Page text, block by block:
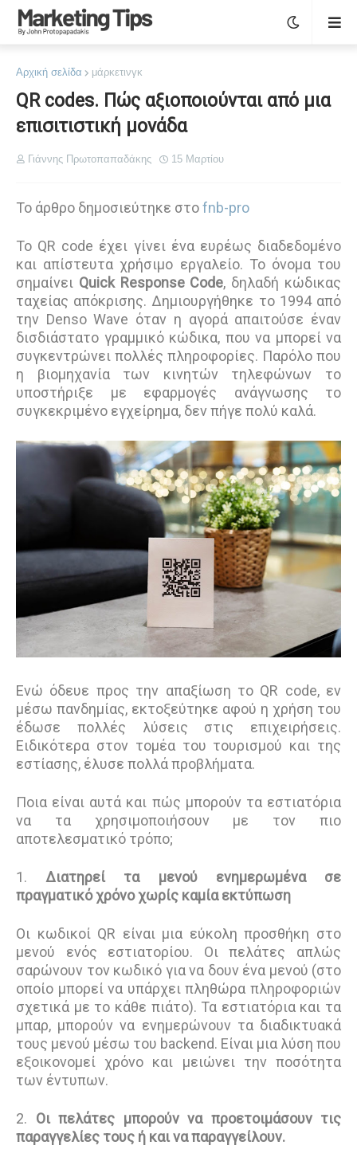
Αρχική σελίδα μάρκετινγκ
QR codes. Πώς αξιοποιούνται από μια
επισιτιστική μονάδα
Γιάννης Πρωτοπαπαδάκης 15 Μαρτίου
Το άρθρο δημοσιεύτηκε στοfnb-pro
Το QR code έχει γίνει ένα ευρέως διαδεδομένο
και απίστευτα χρήσιμο εργαλείο. Το όνομα του
σημαίνει Quick Response Code, δηλαδή κώδικας
ταχείας απόκρισης. Δημιουργήθηκε το 1994 από
την Denso Wave όταν η αγορά απαιτούσε έναν
δισδιάστατο γραμμικό κώδικα, που να μπορεί να
συγκεντρώνει πολλές πληροφορίες. Παρόλο που
η βιομηχανία των κινητών τηλεφώνων το
υποστήριξε με εφαρμογές ανάγνωσης το
συγκεκριμένο εγχείρημα, δεν πήγε πολύ καλά.
Ενώ όδευε προς την απαξίωση το QR code, εν
μέσω πανδημίας, εκτοξεύτηκε αφού η χρήση του
έδωσε πολλές λύσεις στις επιχειρήσεις.
Ειδικότερα στον τομέα του τουρισμού και της
εστίασης, έλυσε πολλά προβλήματα.
Ποια είναι αυτά και πώς μπορούν τα εστιατόρια
να τα χρησιμοποιήσουν με τον πιο
αποτελεσματικό τρόπο;
1. Διατηρεί τα μενού ενημερωμένα σε
πραγματικό χρόνο χωρίς καμία εκτύπωση
Οι κωδικοί QR είναι μια εύκολη προσθήκη στο
μενού ενός εστιατορίου. Οι πελάτες απλώς
σαρώνουν τον κωδικό για να δουν ένα μενού (στο
οποίο μπορεί να υπάρχει πληθώρα πληροφοριών
σχετικά με το κάθε πιάτο). Τα εστιατόρια και τα
μπαρ, μπορούν να ενημερώνουν τα διαδικτυακά
τους μενού μέσω του backend. Είναι μια λύση που
εξοικονομεί χρόνο και μειώνει την ποσότητα
των έντυπων.
2. Οι πελάτες μπορούν να προετοιμάσουν τις
παραγγελίες τους ή και να παραγγείλουν.